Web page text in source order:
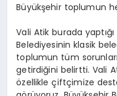
Büyükşehir toplumun
Vali Atik burada
Belediyesinin klasik
toplumun tüm
getirdiğini belirtti. Vali
özellikle çiftçimize